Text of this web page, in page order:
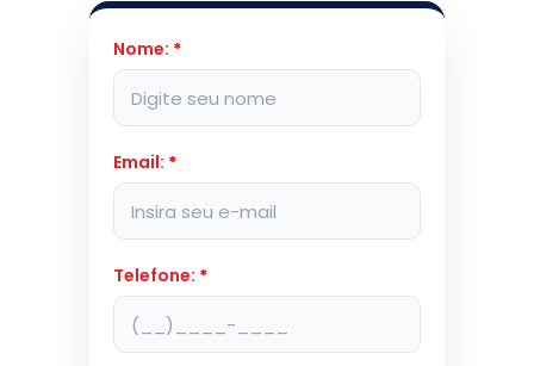
Nome: *
Email: *
Telefone: *